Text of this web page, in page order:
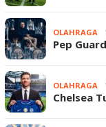
OLAHRAGA
Pep
OLAHRAGA
Chelsea